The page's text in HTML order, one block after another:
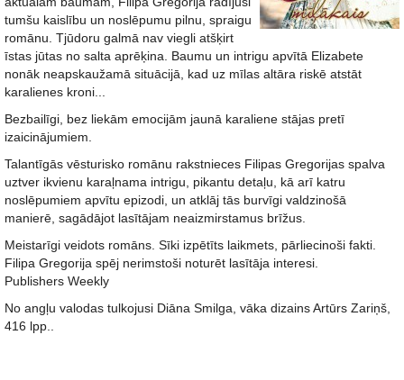
tumšu kaislību un noslēpumu pilnu, spraigu
romānu. Tjūdoru galmā nav viegli atšķirt
īstas jūtas no salta aprēķina. Baumu un intrigu apvītā Elizabete
nonāk neapskaužamā situācijā, kad uz mīlas altāra riskē atstāt
karalienes kroni...
Bezbailīgi, bez liekām emocijām jaunā karaliene stājas pretī
izaicinājumiem.
Talantīgās vēsturisko romānu rakstnieces Filipas Gregorijas spalva
uztver ikvienu karaļnama intrigu, pikantu detaļu, kā arī katru
noslēpumiem apvītu epizodi, un atklāj tās burvīgi valdzinošā
manierē, sagādājot lasītājam neaizmirstamus brīžus.
Meistarīgi veidots romāns. Sīki izpētīts laikmets, pārliecinoši fakti.
Filipa Gregorija spēj nerimstoši noturēt lasītāja interesi.
Publishers Weekly
No angļu valodas tulkojusi Diāna Smilga, vāka dizains Artūrs Zariņš,
416 lpp..